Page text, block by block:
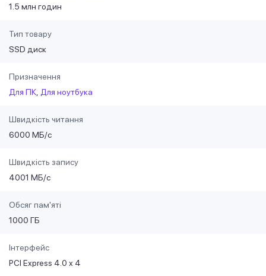
1.5 млн годин
Тип товару
SSD диск
Призначення
Для ПК Для ноутбука
Швидкість читання
6000 МБ/с
Швидкість запису
4001 МБ/с
Обсяг пам'яті
1000 ГБ
Інтерфейс
PCI Express 4.0 x 4